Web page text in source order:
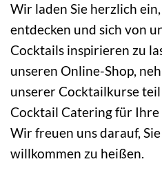
Wir laden Sie herzlich
entdecken und sich von
Cocktails inspirieren zu
unseren Online-Shop,
unserer Cocktailkurse
Cocktail Catering für
Wir freuen uns darauf,
willkommen zu heißen.